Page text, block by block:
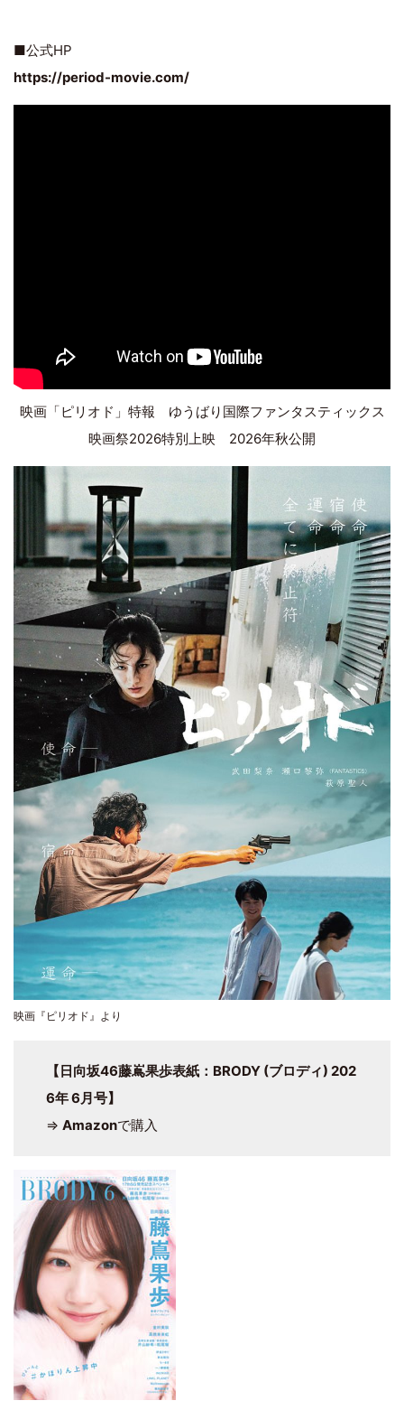
■公式HP
https://period-movie.com/
映画「ピリオド」特報 ゆうばり国際ファンタスティックス
映画祭2026特別上映 2026年秋公開
映画『ピリオド』より
【日向坂46藤嶌果歩表紙：BRODY (ブロディ) 202
6年 6月号】
⇒ Amazonで購入